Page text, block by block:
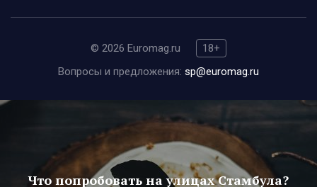
© 2026 Euromag.ru
18+
Вопросы и предложения: sp@euromag.ru
Что попробовать на улицах Стамбула?